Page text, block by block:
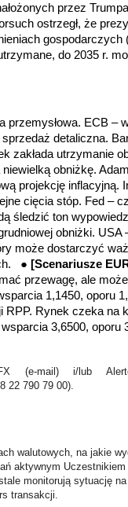
przez
ostrzegł, że
gospodarczych
do 2035 r.
ECB –
detaliczna.
zakłada utrzymanie
obniżkę.
projekcję inflacyjną.
cięcia stóp. Fed –
śledzić ton
obniżki. USA
może dostarczyć
● [Scenariusze
przewagę, ale
1,1450, oporu
RPP. Rynek czeka na
3,6500, oporu
FX (e-mail) i/lub
22 790 79 00).
walutowych, na jakie
aktywnym
monitorują sytuację
transakcji.